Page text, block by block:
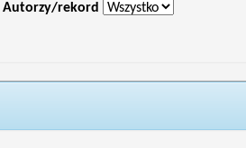
Autorzy/rekord